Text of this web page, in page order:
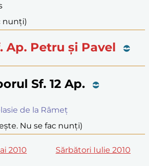
nunți)
Ap. Petru și Pavel
Sf. 12 Ap.
de la Râmeț
Nu se fac nunți)
2010 Sărbători Iulie 2010